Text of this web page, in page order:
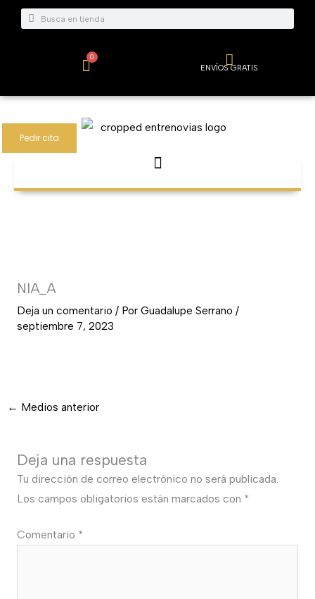
Buscar
Buscar
0
Carrito ENVÍOS GRATIS
Pedir cita
NIA_A
Deja un comentario / Por Guadalupe Serrano /
septiembre 7, 2023
← Medios anterior
Deja una respuesta
Tu dirección de correo electrónico no será publicada.
Los campos obligatorios están marcados con *
Comentario *